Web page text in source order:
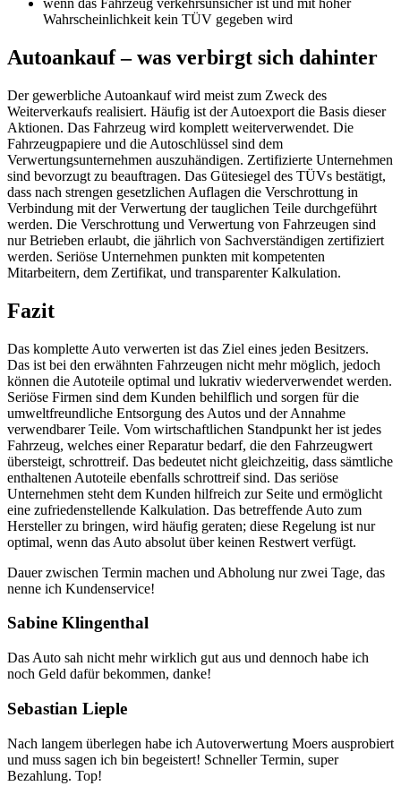
wenn das Fahrzeug verkehrsunsicher ist und mit hoher
Wahrscheinlichkeit kein TÜV gegeben wird
Autoankauf – was verbirgt sich dahinter
Der gewerbliche Autoankauf wird meist zum Zweck des
Weiterverkaufs realisiert. Häufig ist der Autoexport die Basis dieser
Aktionen. Das Fahrzeug wird komplett weiterverwendet. Die
Fahrzeugpapiere und die Autoschlüssel sind dem
Verwertungsunternehmen auszuhändigen. Zertifizierte Unternehmen
sind bevorzugt zu beauftragen. Das Gütesiegel des TÜVs bestätigt,
dass nach strengen gesetzlichen Auflagen die Verschrottung in
Verbindung mit der Verwertung der tauglichen Teile durchgeführt
werden. Die Verschrottung und Verwertung von Fahrzeugen sind
nur Betrieben erlaubt, die jährlich von Sachverständigen zertifiziert
werden. Seriöse Unternehmen punkten mit kompetenten
Mitarbeitern, dem Zertifikat, und transparenter Kalkulation.
Fazit
Das komplette Auto verwerten ist das Ziel eines jeden Besitzers.
Das ist bei den erwähnten Fahrzeugen nicht mehr möglich, jedoch
können die Autoteile optimal und lukrativ wiederverwendet werden.
Seriöse Firmen sind dem Kunden behilflich und sorgen für die
umweltfreundliche Entsorgung des Autos und der Annahme
verwendbarer Teile. Vom wirtschaftlichen Standpunkt her ist jedes
Fahrzeug, welches einer Reparatur bedarf, die den Fahrzeugwert
übersteigt, schrottreif. Das bedeutet nicht gleichzeitig, dass sämtliche
enthaltenen Autoteile ebenfalls schrottreif sind. Das seriöse
Unternehmen steht dem Kunden hilfreich zur Seite und ermöglicht
eine zufriedenstellende Kalkulation. Das betreffende Auto zum
Hersteller zu bringen, wird häufig geraten; diese Regelung ist nur
optimal, wenn das Auto absolut über keinen Restwert verfügt.
Dauer zwischen Termin machen und Abholung nur zwei Tage, das
nenne ich Kundenservice!
Sabine Klingenthal
Das Auto sah nicht mehr wirklich gut aus und dennoch habe ich
noch Geld dafür bekommen, danke!
Sebastian Lieple
Nach langem überlegen habe ich Autoverwertung Moers ausprobiert
und muss sagen ich bin begeistert! Schneller Termin, super
Bezahlung. Top!